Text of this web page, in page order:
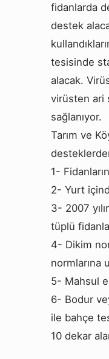
fidanlarda
destek
tesisinde
alacak.
virüsten ari
sağlanıyor.
Tarım ve
1-
2- Yurt
3- 2007
tüplü
4- Dikim
normlarına
5- Mahsul
6- Bodur
ile bahçe
10 dekar